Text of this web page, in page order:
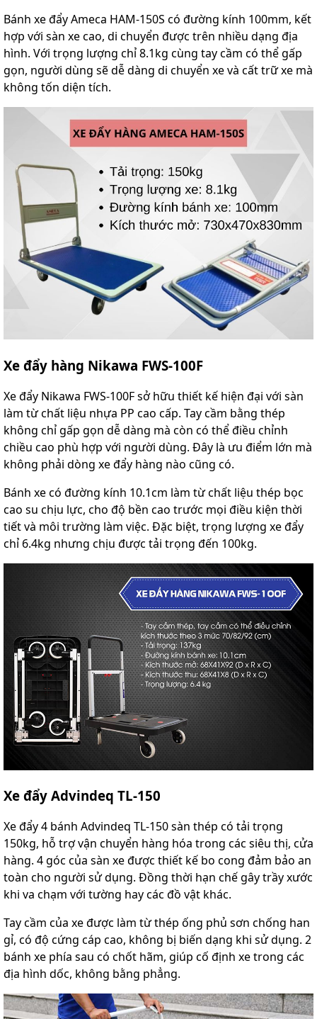
Bánh xe đẩy Ameca HAM-150S có đường kính 100mm, kết
hợp với sàn xe cao, di chuyển được trên nhiều dạng địa
hình. Với trọng lượng chỉ 8.1kg cùng tay cầm có thể gấp
gọn, người dùng sẽ dễ dàng di chuyển xe và cất trữ xe mà
không tốn diện tích.
Xe đẩy hàng Nikawa FWS-100F
Xe đẩy Nikawa FWS-100F sở hữu thiết kế hiện đại với sàn
làm từ chất liệu nhựa PP cao cấp. Tay cầm bằng thép
không chỉ gấp gọn dễ dàng mà còn có thể điều chỉnh
chiều cao phù hợp với người dùng. Đây là ưu điểm lớn mà
không phải dòng xe đẩy hàng nào cũng có.
Bánh xe có đường kính 10.1cm làm từ chất liệu thép bọc
cao su chịu lực, cho độ bền cao trước mọi điều kiện thời
tiết và môi trường làm việc. Đặc biệt, trọng lượng xe đẩy
chỉ 6.4kg nhưng chịu được tải trọng đến 100kg.
Xe đẩy Advindeq TL-150
Xe đẩy 4 bánh Advindeq TL-150 sàn thép có tải trọng
150kg, hỗ trợ vận chuyển hàng hóa trong các siêu thị, cửa
hàng. 4 góc của sàn xe được thiết kế bo cong đảm bảo an
toàn cho người sử dụng. Đồng thời hạn chế gây trầy xước
khi va chạm với tường hay các đồ vật khác.
Tay cầm của xe được làm từ thép ống phủ sơn chống han
gỉ, có độ cứng cáp cao, không bị biến dạng khi sử dụng. 2
bánh xe phía sau có chốt hãm, giúp cố định xe trong các
địa hình dốc, không bằng phẳng.